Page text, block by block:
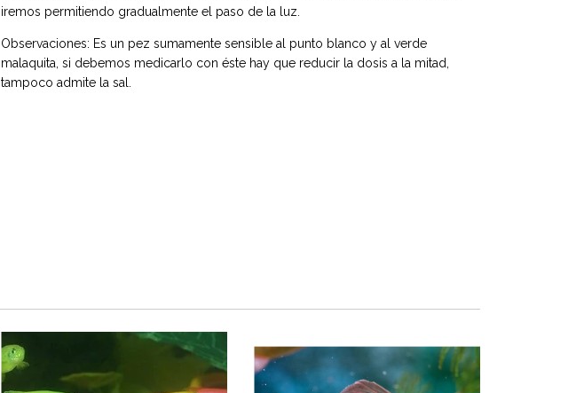
iremos permitiendo gradualmente el paso de la luz.
Observaciones: Es un pez sumamente sensible al punto blanco y al verde
malaquita, si debemos medicarlo con éste hay que reducir la dosis a la mitad,
tampoco admite la sal.